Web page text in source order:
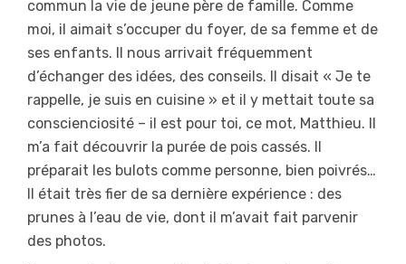
commun la vie de jeune père de famille. Comme
moi, il aimait s’occuper du foyer, de sa femme et de
ses enfants. Il nous arrivait fréquemment
d’échanger des idées, des conseils. Il disait « Je te
rappelle, je suis en cuisine » et il y mettait toute sa
conscienciosité – il est pour toi, ce mot, Matthieu. Il
m’a fait découvrir la purée de pois cassés. Il
préparait les bulots comme personne, bien poivrés…
Il était très fier de sa dernière expérience : des
prunes à l’eau de vie, dont il m’avait fait parvenir
des photos.